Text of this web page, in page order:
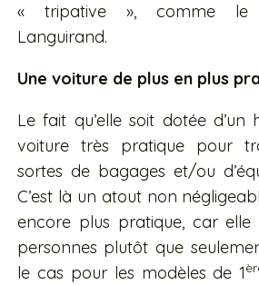
« tripative », comme le
Languirand.
Une voiture de plus en plus
Le fait qu’elle soit dotée
voiture très pratique pour
sortes de bagages et/ou
C’est là un atout non
encore plus pratique, car elle
personnes plutôt que
le cas pour les modèles de 1